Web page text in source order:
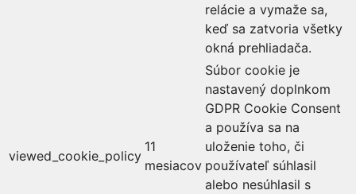
relácie a vymaže sa,
keď sa zatvoria všetky
okná prehliadača.
viewed_cookie_policy
11
mesiacov
Súbor cookie je
nastavený doplnkom
GDPR Cookie Consent
a používa sa na
uloženie toho, či
používateľ súhlasil
alebo nesúhlasil s